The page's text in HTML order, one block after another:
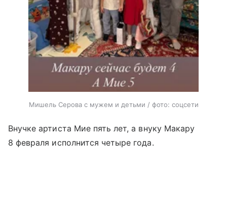
Мишель Серова с мужем и детьми / фото: соцсети
Внучке артиста Мие пять лет, а внуку Макару
8 февраля исполнится четыре года.